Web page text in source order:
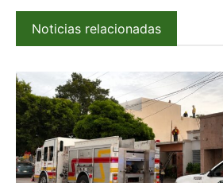
Noticias relacionadas